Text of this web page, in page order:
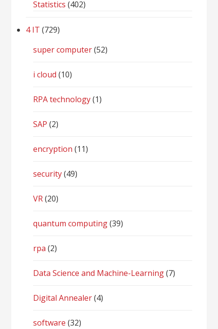
Statistics (402)
4 IT (729)
super computer(52)
i cloud (10)
RPA technology(1)
SAP (2)
encryption (11)
security(49)
VR(20)
quantum computing(39)
rpa (2)
Data Science and Machine-Learning(7)
Digital Annealer(4)
software (32)